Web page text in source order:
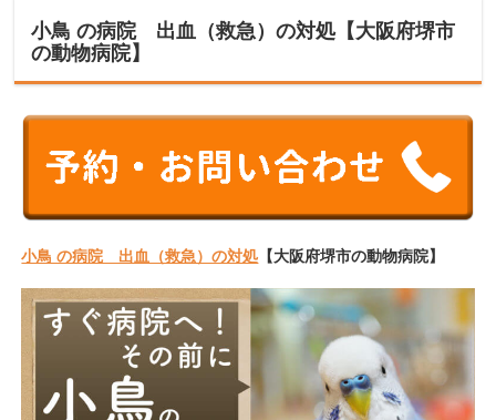
小鳥 の病院 出血（救急）の対処【大阪府堺市
の動物病院】
小鳥 の病院 出血（救急）の対処 【大阪府堺市の動物病院】